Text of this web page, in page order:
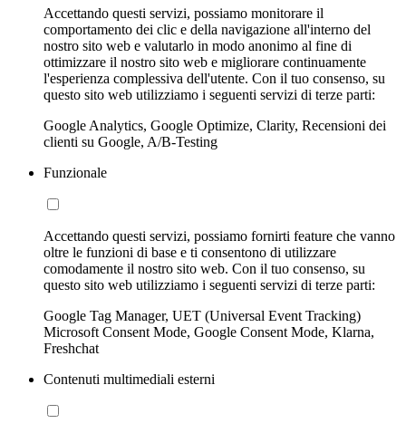
Accettando questi servizi, possiamo monitorare il
comportamento dei clic e della navigazione all'interno del
nostro sito web e valutarlo in modo anonimo al fine di
ottimizzare il nostro sito web e migliorare continuamente
l'esperienza complessiva dell'utente. Con il tuo consenso, su
questo sito web utilizziamo i seguenti servizi di terze parti:
Google Analytics, Google Optimize, Clarity, Recensioni dei
clienti su Google, A/B-Testing
Funzionale
Accettando questi servizi, possiamo fornirti feature che vanno
oltre le funzioni di base e ti consentono di utilizzare
comodamente il nostro sito web. Con il tuo consenso, su
questo sito web utilizziamo i seguenti servizi di terze parti:
Google Tag Manager, UET (Universal Event Tracking)
Microsoft Consent Mode, Google Consent Mode, Klarna,
Freshchat
Contenuti multimediali esterni